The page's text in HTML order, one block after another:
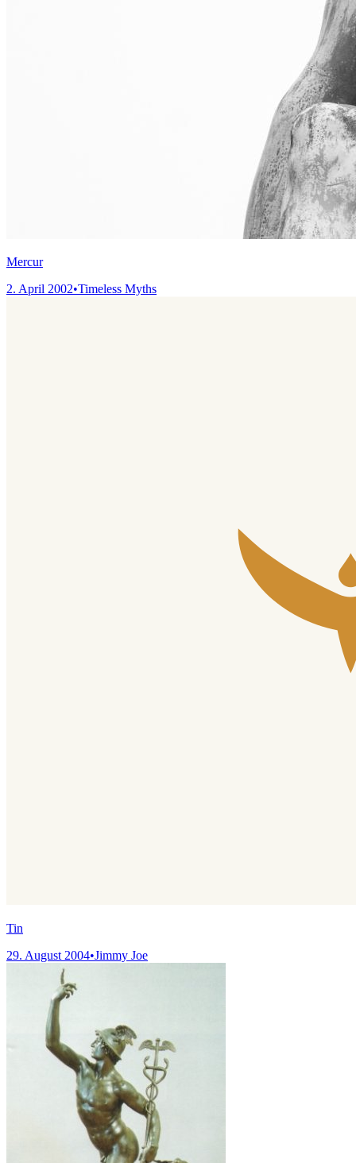
Mercur
2. April 2002•Timeless Myths
Tin
29. August 2004•Jimmy Joe